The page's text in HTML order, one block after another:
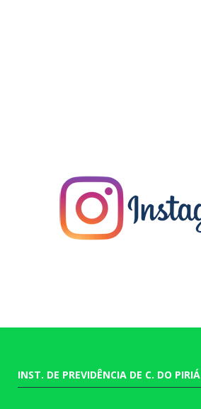
INST. DE PREVIDÊNCIA DE C. DO PIRIÁ